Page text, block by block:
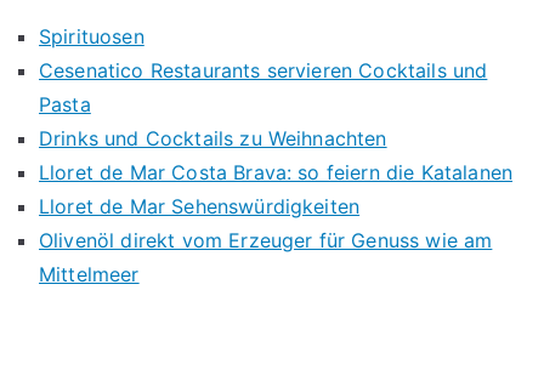
Spirituosen
Cesenatico Restaurants servieren Cocktails und
Pasta
Drinks und Cocktails zu Weihnachten
Lloret de Mar Costa Brava: so feiern die Katalanen
Lloret de Mar Sehenswürdigkeiten
Olivenöl direkt vom Erzeuger für Genuss wie am
Mittelmeer